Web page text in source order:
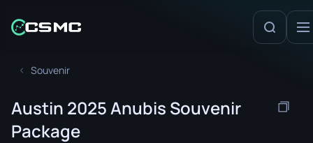
Souvenir
Austin 2025 Anubis Souvenir
Package